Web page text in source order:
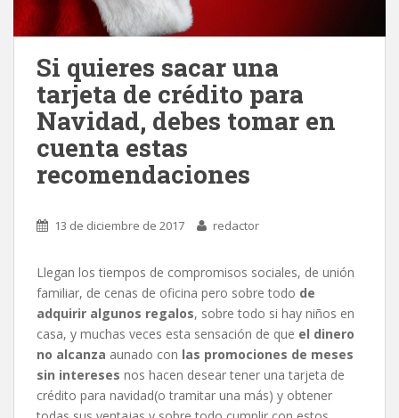
Si quieres sacar una
tarjeta de crédito para
Navidad, debes tomar en
cuenta estas
recomendaciones
13 de diciembre de 2017 redactor
Llegan los tiempos de compromisos sociales, de unión
familiar, de cenas de oficina pero sobre todo de
adquirir algunos regalos, sobre todo si hay niños en
casa, y muchas veces esta sensación de que el dinero
no alcanza aunado con las promociones de meses
sin intereses nos hacen desear tener una tarjeta de
crédito para navidad(o tramitar una más) y obtener